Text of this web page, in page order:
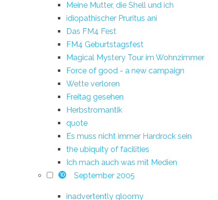
Meine Mutter, die Shell und ich
idiopathischer Pruritus ani
Das FM4 Fest
FM4 Geburtstagsfest
Magical Mystery Tour im Wohnzimmer
Force of good - a new campaign
Wette verloren
Freitag gesehen
Herbstromantik
quote
Es muss nicht immer Hardrock sein
the ubiquity of facilities
Ich mach auch was mit Medien
10 September 2005
inadvertently gloomy